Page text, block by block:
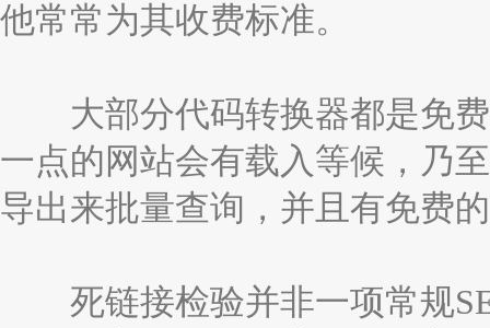
他常常为其收费标准。
大部分代码转换器都是免费
一点的网站会有载入等候，乃
导出来批量查询，并且有免费
死链接检验并非一项常规